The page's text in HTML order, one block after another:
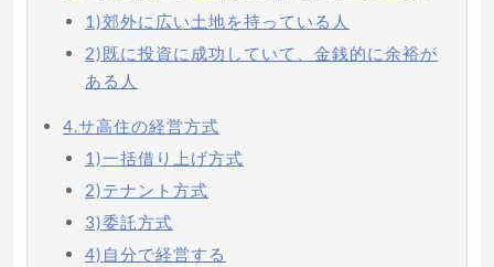
1)郊外に広い土地を持っている人
2)既に投資に成功していて、金銭的に余裕が
ある人
4.サ高住の経営方式
1)一括借り上げ方式
2)テナント方式
3)委託方式
4)自分で経営する